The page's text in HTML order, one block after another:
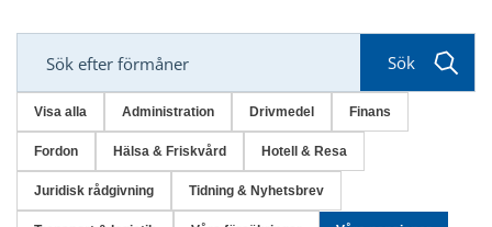
Sök
Administration Drivmedel Finans
Fordon Hälsa & Friskvård Hotell & Resa
Juridisk rådgivning Tidning & Nyhetsbrev
Visa alla